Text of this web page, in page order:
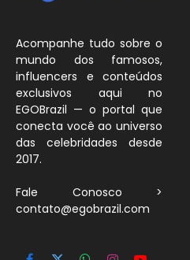
Acompanhe tudo sobre o
mundo dos famosos,
influencers e conteúdos
exclusivos aqui no
EGOBrazil — o portal que
conecta você ao universo
das celebridades desde
2017.
Fale Conosco >
contato@egobrazil.com